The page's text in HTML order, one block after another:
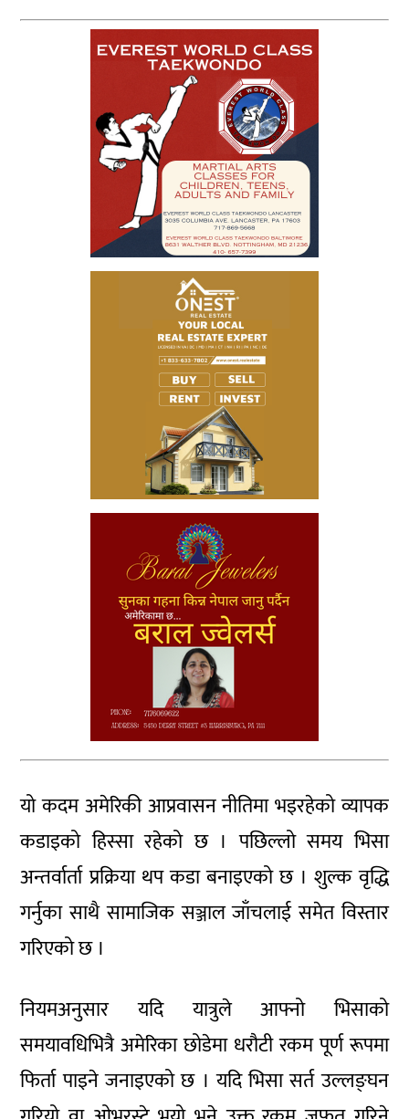
यो कदम अमेरिकी आप्रवासन नीतिमा भइरहेको व्यापक
कडाइको हिस्सा रहेको छ । पछिल्लो समय भिसा
अन्तर्वार्ता प्रक्रिया थप कडा बनाइएको छ । शुल्क वृद्धि
गर्नुका साथै सामाजिक सञ्जाल जाँचलाई समेत विस्तार
गरिएको छ ।
नियमअनुसार यदि यात्रुले आफ्नो भिसाको
समयावधिभित्रै अमेरिका छोडेमा धरौटी रकम पूर्ण रूपमा
फिर्ता पाइने जनाइएको छ । यदि भिसा सर्त उल्लङ्घन